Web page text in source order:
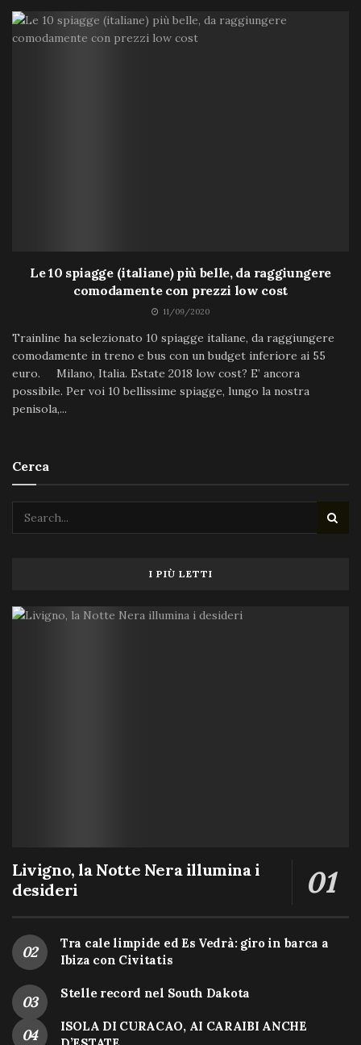
Le 10 spiagge (italiane) più belle, da raggiungere
comodamente con prezzi low cost
11/09/2020
Trainline ha selezionato 10 spiagge italiane, da raggiungere
comodamente in treno e bus con un budget inferiore ai 55
euro. Milano, Italia. Estate 2018 low cost? E’ ancora
possibile. Per voi 10 bellissime spiagge, lungo la nostra
penisola,...
Cerca
I PIÙ LETTI
Livigno, la Notte Nera illumina i
desideri
Tra cale limpide ed Es Vedrà: giro in barca a
Ibiza con Civitatis
Stelle record nel South Dakota
ISOLA DI CURACAO, AI CARAIBI ANCHE